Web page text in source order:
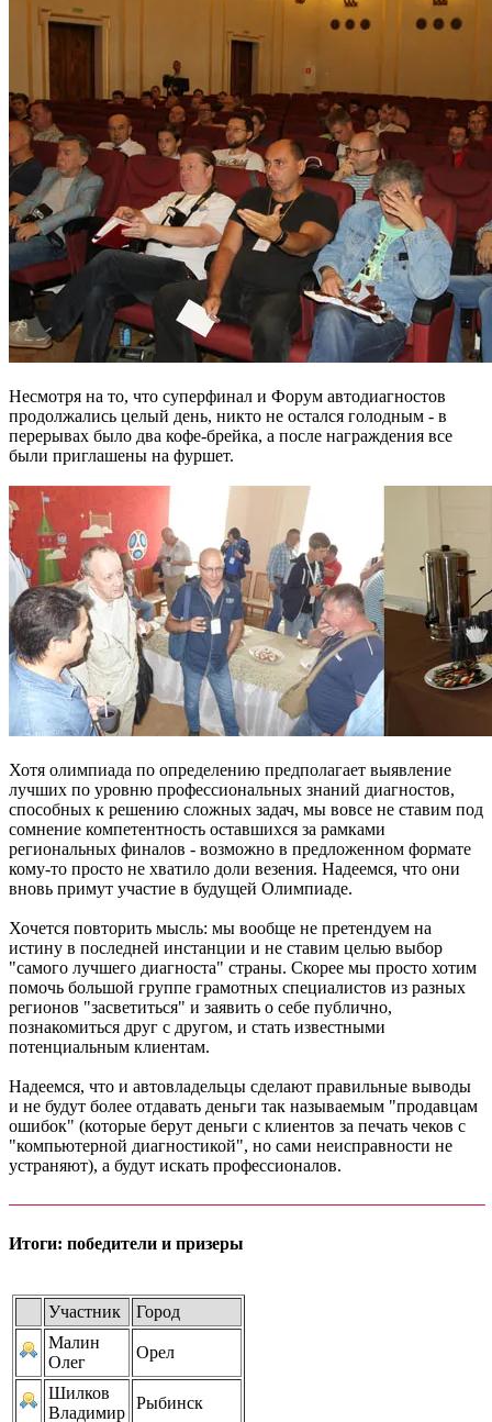
Несмотря на то, что суперфинал и Форум автодиагностов
продолжались целый день, никто не остался голодным - в
перерывах было два кофе-брейка, а после награждения все
были приглашены на фуршет.
Хотя олимпиада по определению предполагает выявление
лучших по уровню профессиональных знаний диагностов,
способных к решению сложных задач, мы вовсе не ставим под
сомнение компетентность оставшихся за рамками
региональных финалов - возможно в предложенном формате
кому-то просто не хватило доли везения. Надеемся, что они
вновь примут участие в будущей Олимпиаде.
Хочется повторить мысль: мы вообще не претендуем на
истину в последней инстанции и не ставим целью выбор
"самого лучшего диагноста" страны. Скорее мы просто хотим
помочь большой группе грамотных специалистов из разных
регионов "засветиться" и заявить о себе публично,
познакомиться друг с другом, и стать известными
потенциальным клиентам.
Надеемся, что и автовладельцы сделают правильные выводы
и не будут более отдавать деньги так называемым "продавцам
ошибок" (которые берут деньги с клиентов за печать чеков с
"компьютерной диагностикой", но сами неисправности не
устраняют), а будут искать профессионалов.
Итоги: победители и призеры
Участник
Город
Малин
Олег
Орел
Шилков
Владимир
Рыбинск